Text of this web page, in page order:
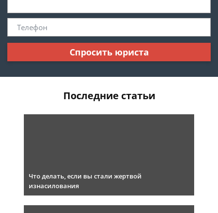
Спросить юриста
Последние статьи
Что делать, если вы стали жертвой
изнасилования